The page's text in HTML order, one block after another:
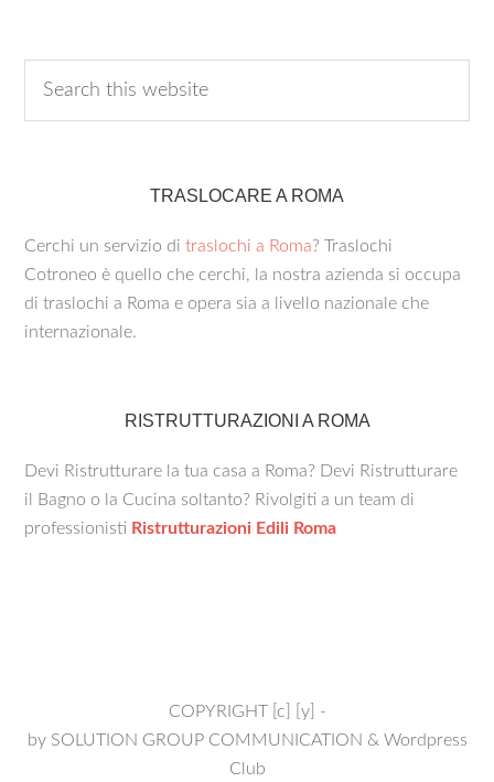
TRASLOCARE A ROMA
Cerchi un servizio ditraslochi a Roma? Traslochi
Cotroneo è quello che cerchi, la nostra azienda si occupa
di traslochi a Roma e opera sia a livello nazionale che
internazionale.
RISTRUTTURAZIONI A ROMA
Devi Ristrutturare la tua casa a Roma? Devi Ristrutturare
il Bagno o la Cucina soltanto? Rivolgiti a un team di
professionisti Ristrutturazioni Edili Roma
COPYRIGHT [c] [y] -
by SOLUTION GROUP COMMUNICATION & Wordpress
Club